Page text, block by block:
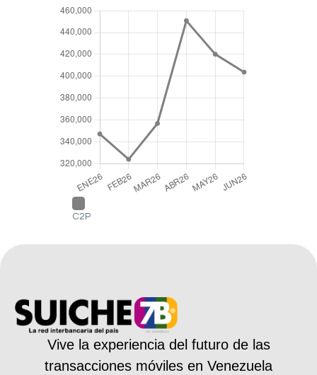
C2P
Vive la experiencia del futuro de las
transacciones móviles en Venezuela